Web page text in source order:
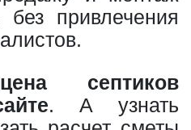
без привлечения
септиков
. А узнать